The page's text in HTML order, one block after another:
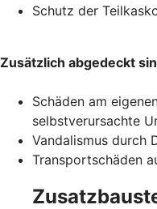
Schutz der
Zusätzlich abgedeckt
Schäden am
selbstverursachte
Vandalismus durch
Transportschäden